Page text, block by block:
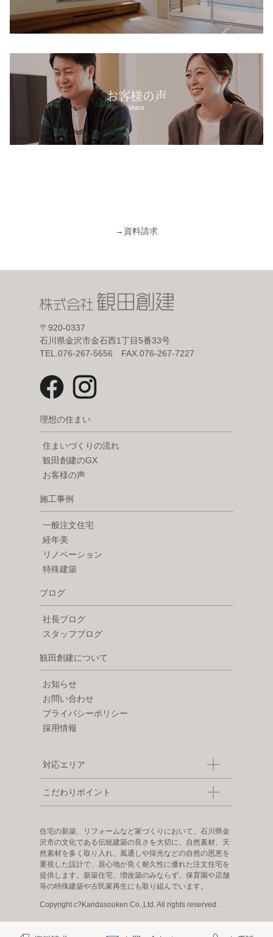
お客様の声
Voice
→ 資料請求
〒920-0337
石川県金沢市金石西1丁目5番33号
TEL.076-267-5656 FAX.076-267-7227
理想の住まい
住まいづくりの流れ
観田創建のGX
お客様の声
施工事例
一般注文住宅
経年美
リノベーション
特殊建築
ブログ
社長ブログ
スタッフブログ
観田創建について
お知らせ
お問い合わせ
プライバシーポリシー
採用情報
対応エリア
こだわりポイント
住宅の新築、リフォームなど家づくりにおいて、石川県金
沢市の文化である伝統建築の良さを大切に、自然素材、天
然素材を多く取り入れ、風通しや採光などの自然の恩恵を
重視した設計で、居心地が良く耐久性に優れた注文住宅を
提供します。新築住宅、増改築のみならず、保育園や店舗
等の特殊建築や古民家再生にも取り組んでいます。
Copyright c?Kandasouken Co.,Ltd. All rights reserved.